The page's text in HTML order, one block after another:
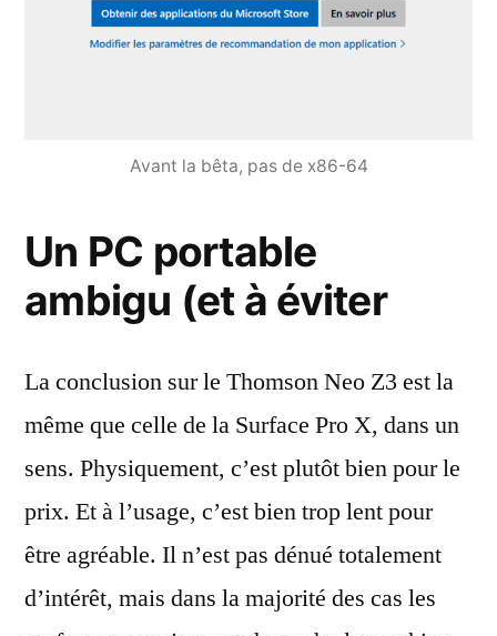
Avant la bêta, pas de x86-64
Un PC portable
ambigu (et à éviter
La conclusion sur le Thomson Neo Z3 est la
même que celle de la Surface Pro X, dans un
sens. Physiquement, c’est plutôt bien pour le
prix. Et à l’usage, c’est bien trop lent pour
être agréable. Il n’est pas dénué totalement
d’intérêt, mais dans la majorité des cas les